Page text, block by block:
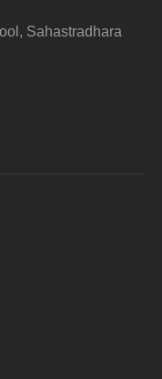
Sahastradhara